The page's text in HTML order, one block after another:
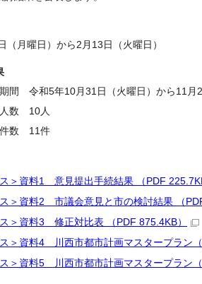
（月曜日）から2月13日（火曜日）
間 令和5年10月31日（火曜日）から11月
数 10人
件数 11件
＞資料1 意見提出手続結果 （PDF
＞資料2 市議会意見と市の検討結果 （
＞資料3 修正対比表 （PDF 875.4KB）
＞資料4 川西市都市計画マスタープラン
＞資料5 川西市都市計画マスタープラン（